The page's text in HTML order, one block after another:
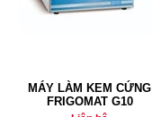
MÁY LÀM KEM CỨNG
FRIGOMAT G10